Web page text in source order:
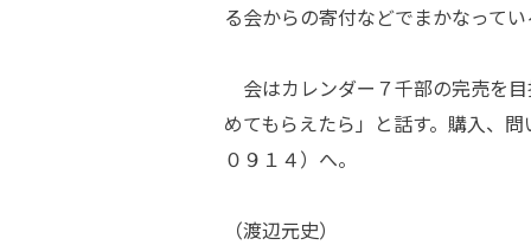
る会からの寄付などでまかなって
会はカレンダー７千部の完売を
めてもらえたら」と話す。購入、
０９１４）へ。
（渡辺元史）